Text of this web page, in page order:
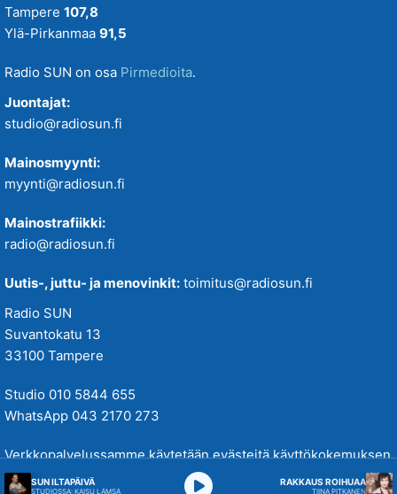
Tampere 107,8
Ylä-Pirkanmaa 91,5
Radio SUN on osa Pirmedioita.
Juontajat:
studio@radiosun.fi
Mainosmyynti:
myynti@radiosun.fi
Mainostrafiikki:
radio@radiosun.fi
Uutis-, juttu- ja menovinkit: toimitus@radiosun.fi
Radio SUN
Suvantokatu 13
33100 Tampere
Studio 010 5844 655
WhatsApp 043 2170 273
Verkkopalvelussamme käytetään evästeitä käyttökokemuksen
parantamiseksi. Tutustu tietosuojakäytäntöihimmetäällä.
SUN ILTAPÄIVÄ
STUDIOSSA: KAISU LÄMSÄ
RAKKAUS ROIHUAA
TIINA PITKANEN